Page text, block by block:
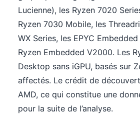
Lucienne), les Ryzen 7020
Ryzen 7030 Mobile, les
WX Series, les EPYC
Ryzen Embedded V2000. Les
Desktop sans iGPU, basés sur
affectés. Le crédit de
AMD, ce qui constitue une
pour la suite de l’analyse.